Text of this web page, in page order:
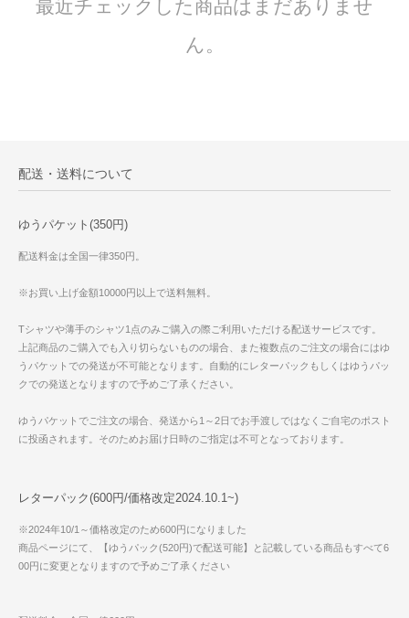
最近チェックした商品はまだありませ
ん。
配送・送料について
ゆうパケット(350円)
配送料金は全国一律350円。
※お買い上げ金額10000円以上で送料無料。
Tシャツや薄手のシャツ1点のみご購入の際ご利用いただける配送サービスです。
上記商品のご購入でも入り切らないものの場合、また複数点のご注文の場合にはゆ
うパケットでの発送が不可能となります。自動的にレターパックもしくはゆうパッ
クでの発送となりますので予めご了承ください。
ゆうパケットでご注文の場合、発送から1～2日でお手渡しではなくご自宅のポスト
に投函されます。そのためお届け日時のご指定は不可となっております。
レターパック(600円/価格改定2024.10.1~)
※2024年10/1～価格改定のため600円になりました
商品ページにて、【ゆうパック(520円)で配送可能】と記載している商品もすべて6
00円に変更となりますので予めご了承ください